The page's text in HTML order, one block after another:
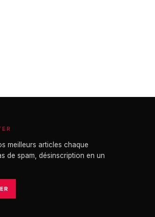
meilleurs articles chaque
de spam, désinscription en un